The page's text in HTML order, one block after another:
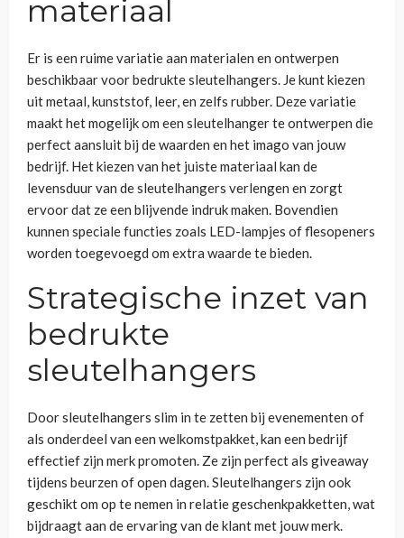
materiaal
Er is een ruime variatie aan materialen en ontwerpen
beschikbaar voor bedrukte sleutelhangers. Je kunt kiezen
uit metaal, kunststof, leer, en zelfs rubber. Deze variatie
maakt het mogelijk om een sleutelhanger te ontwerpen die
perfect aansluit bij de waarden en het imago van jouw
bedrijf. Het kiezen van het juiste materiaal kan de
levensduur van de sleutelhangers verlengen en zorgt
ervoor dat ze een blijvende indruk maken. Bovendien
kunnen speciale functies zoals LED-lampjes of flesopeners
worden toegevoegd om extra waarde te bieden.
Strategische inzet van
bedrukte
sleutelhangers
Door sleutelhangers slim in te zetten bij evenementen of
als onderdeel van een welkomstpakket, kan een bedrijf
effectief zijn merk promoten. Ze zijn perfect als giveaway
tijdens beurzen of open dagen. Sleutelhangers zijn ook
geschikt om op te nemen in relatie geschenkpakketten, wat
bijdraagt aan de ervaring van de klant met jouw merk.